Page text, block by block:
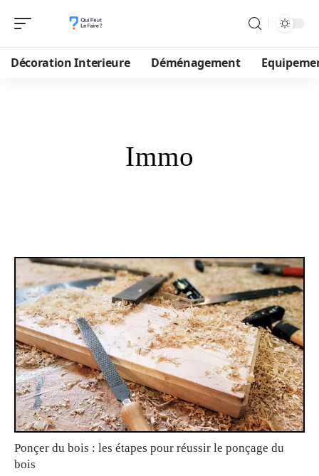
Décoration Interieure Déménagement
Immo
Ponçer du bois : les étapes pour réussir le ponçage du
bois